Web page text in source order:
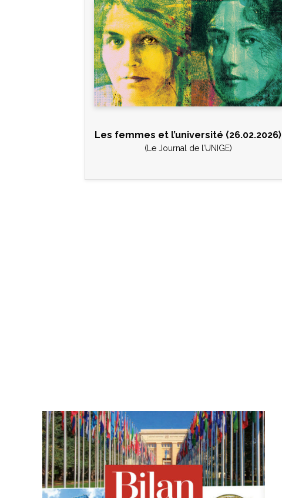
Les femmes et l’université (26.02.2026)
(Le Journal de l’UNIGE)